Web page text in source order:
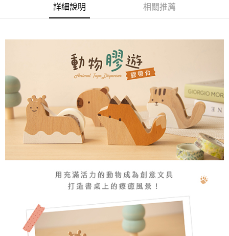
用戶於交易時，得透過本服務購買商品或服務，並由商店將買賣／分期付款
買賣價金債權讓與本公司後，依約使用本公司帳單繳交帳款。
資料（包含姓名、電話或地址）提供予台灣大哥大進項蒐集、處理及利用，
3.完整用戶服務條款，請詳閱以下連結：https://oppay.tw/userRule
※ 請注意：結帳手續完成當下不需立刻繳費，但若您需要取消訂單，請聯絡
https://netprotections.freshdesk.com/support/home
１．透過由恩沛科技股份有限公司提供之「AFTEE先享後付」服務完成之交
易，需依本服務之必要範圍內提供個人資料，並將交易相關給付款項請求債
權轉讓予恩沛科技股份有限公司。
２．關於個人資料處理事宜，請瀏覽以下網址：
https://aftee.tw/terms/#terms3
３．未成年的使用者請事先徵得法定代理人或監護人之同意方可使用
「AFTEE先享後付」，若未經同意申辦者引起之損失，本公司不負相關責
任。
４．使用「AFTEE先享後付」時，將依據個別帳號之用戶狀況，依本公司即
時審查核予不同之上限額度；若仍有額度不足之情形，本公司將視審查結果
請求用戶進行身份認證。
５．嚴禁一人註冊多個帳號或使用他人資訊註冊。若發現惡意使用之情形，
恩沛科技股份有限公司將有權停止該用戶之使用額度並採取法律行動。
詳細說明 相關推薦